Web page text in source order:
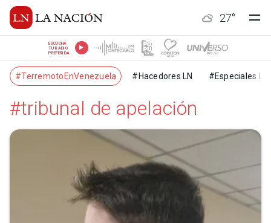
27°
ESCUCHÁ
TU RADIO
PREFERIDA
#TerremotoEnVenezuela #Hacedores LN #Especiales LN
#tribunal de apelación